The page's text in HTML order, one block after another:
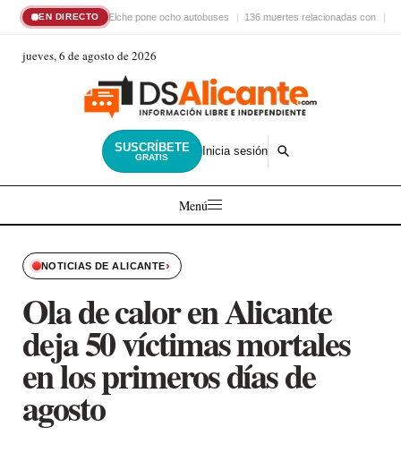
EN DIRECTO Elche pone ocho autobuses 136 muertes relacionadas con
jueves, 6 de agosto de 2026
SUSCRÍBETE
GRATIS Inicia sesión
Menú
NOTICIAS DE ALICANTE›
Ola de calor en Alicante
deja 50 víctimas mortales
en los primeros días de
agosto